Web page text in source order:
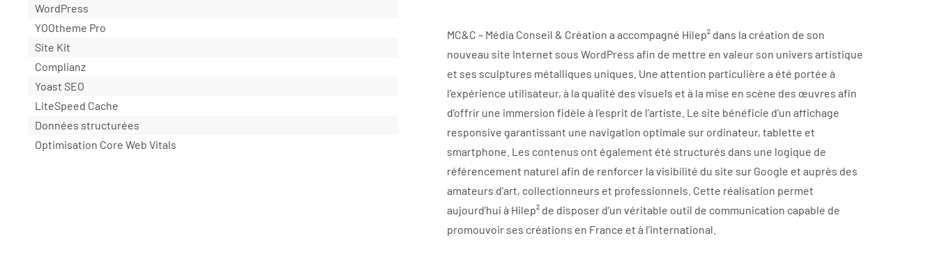
WordPress
YOOtheme Pro
Site Kit
Complianz
Yoast SEO
LiteSpeed Cache
Données structurées
Optimisation Core Web Vitals
MC&C – Média Conseil & Création a accompagné Hilep² dans la création de son
nouveau site Internet sous WordPress afin de mettre en valeur son univers artistique
et ses sculptures métalliques uniques. Une attention particulière a été portée à
l’expérience utilisateur, à la qualité des visuels et à la mise en scène des œuvres afin
d’offrir une immersion fidèle à l’esprit de l’artiste. Le site bénéficie d’un affichage
responsive garantissant une navigation optimale sur ordinateur, tablette et
smartphone. Les contenus ont également été structurés dans une logique de
référencement naturel afin de renforcer la visibilité du site sur Google et auprès des
amateurs d’art, collectionneurs et professionnels. Cette réalisation permet
aujourd’hui à Hilep² de disposer d’un véritable outil de communication capable de
promouvoir ses créations en France et à l’international.